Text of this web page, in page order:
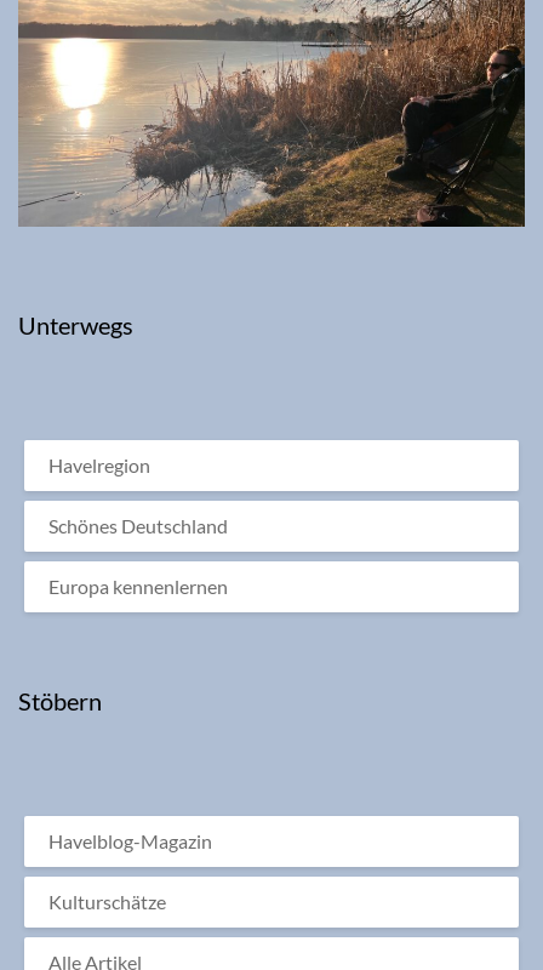
Unterwegs
Havelregion
Schönes Deutschland
Europa kennenlernen
Stöbern
Havelblog-Magazin
Kulturschätze
Alle Artikel